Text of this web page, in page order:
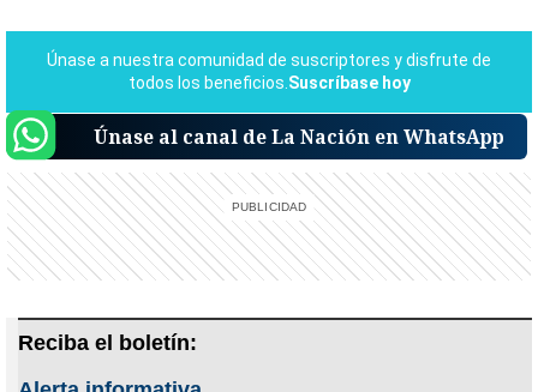
Únase al canal de La Nación en WhatsApp
Reciba el boletín: